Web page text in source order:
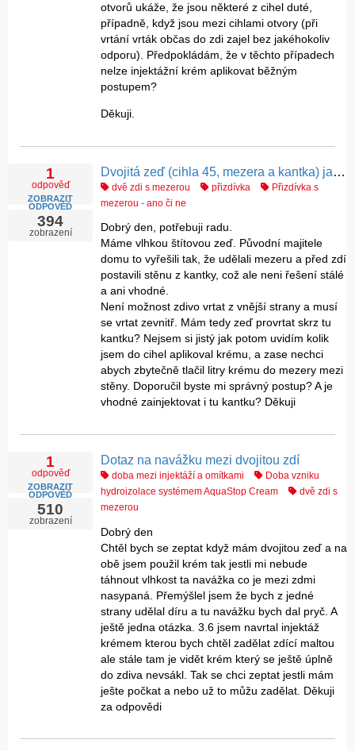
otvorů ukáže, že jsou některé z cihel duté,
případně, když jsou mezi cihlami otvory (při
vrtání vrták občas do zdi zajel bez jakéhokoliv
odporu). Předpokládám, že v těchto případech
nelze injektážní krém aplikovat běžným
postupem?
Děkuji.
1
odpověď
ZOBRAZIT
ODPOVĚĎ
394
zobrazení
Dvojitá zeď (cihla 45, mezera a kantka) jak navrtat?
dvě zdi s mezerou přizdívka
Přizdívka s
mezerou - ano či ne
Dobrý den, potřebuji radu.
Máme vlhkou štítovou zeď. Původní majitele
domu to vyřešili tak, že udělali mezeru a před zdí
postavili stěnu z kantky, což ale neni řešení stálé
a ani vhodné.
Není možnost zdivo vrtat z vnější strany a musí
se vrtat zevnitř. Mám tedy zeď provrtat skrz tu
kantku? Nejsem si jistý jak potom uvidím kolik
jsem do cihel aplikoval krému, a zase nechci
abych zbytečně tlačil litry krému do mezery mezi
stěny. Doporučil byste mi správný postup? A je
vhodné zainjektovat i tu kantku? Děkuji
1
odpověď
ZOBRAZIT
ODPOVĚĎ
510
zobrazení
Dotaz na navážku mezi dvojitou zdí
doba mezi injektáží a omítkami
Doba vzniku
hydroizolace systémem AquaStop Cream
dvě zdi s
mezerou
Dobrý den
Chtěl bych se zeptat když mám dvojitou zeď a na
obě jsem použil krém tak jestli mi nebude
táhnout vlhkost ta navážka co je mezi zdmi
nasypaná. Přemýšlel jsem že bych z jedné
strany udělal díru a tu navážku bych dal pryč. A
ještě jedna otázka. 3.6 jsem navrtal injektáž
krémem kterou bych chtěl zadělat zdící maltou
ale stále tam je vidět krém který se ještě úplně
do zdiva nevsákl. Tak se chci zeptat jestli mám
ješte počkat a nebo už to můžu zadělat. Děkuji
za odpovědi